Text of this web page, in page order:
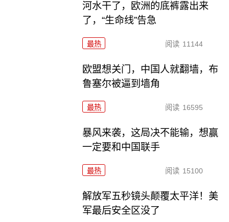
河水干了，欧洲的底裤露出来
了，“生命线”告急
最热 阅读 11144
欧盟想关门，中国人就翻墙，布
鲁塞尔被逼到墙角
最热 阅读 16595
暴风来袭，这局决不能输，想赢
一定要和中国联手
最热 阅读 15100
解放军五秒镜头颠覆太平洋！美
军最后安全区没了